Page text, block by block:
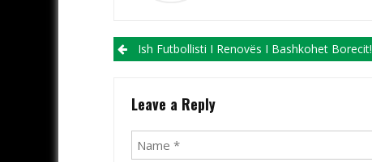
Post navigation
Ish Futbollisti I Renovës I Bashkohet Borecit!
Leave a Reply